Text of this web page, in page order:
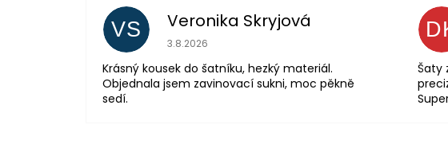
VS Veronika Skryjová
Hodnocení obchodu je 5 z 5 hvězdiček.
3.8.2026
Krásný kousek do šatníku, hezký materiál.
Objednala jsem zavinovací sukni, moc pěkně
sedí.
Šaty